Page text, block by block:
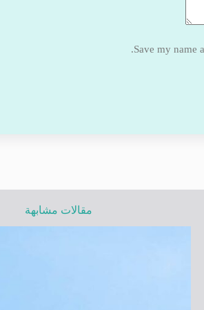
Save my name
مقالات مشابهة